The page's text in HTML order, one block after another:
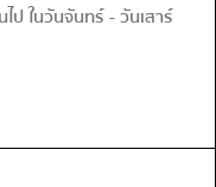
ป ในวันจันทร์ - วันเสาร์